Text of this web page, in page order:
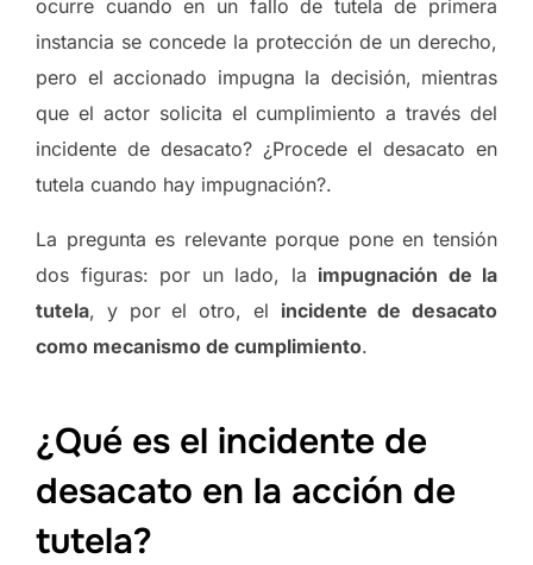
ocurre cuando en un fallo de tutela de primera
instancia se concede la protección de un derecho,
pero el accionado impugna la decisión, mientras
que el actor solicita el cumplimiento a través del
incidente de desacato? ¿Procede el desacato en
tutela cuando hay impugnación?.
La pregunta es relevante porque pone en tensión
dos figuras: por un lado, la impugnación de la
tutela, y por el otro, el incidente de desacato
como mecanismo de cumplimiento.
¿Qué es el incidente de
desacato en la acción de
tutela?